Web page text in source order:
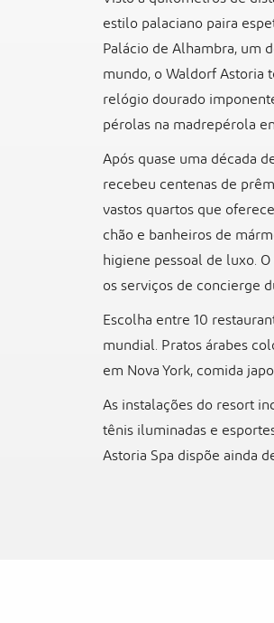
estilo palaciano paira
Palácio de Alhambra, um
mundo, o Waldorf Astoria
relógio dourado
pérolas na madrepérola
Após quase uma década
recebeu centenas de
vastos quartos que
chão e banheiros de
higiene pessoal de luxo.
os serviços de concierge
Escolha entre 10
mundial. Pratos árabes
em Nova York, comida
As instalações do resort
tênis iluminadas e
Astoria Spa dispõe ainda